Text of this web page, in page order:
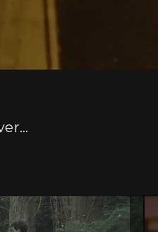
Presentado por Universidad del Cine